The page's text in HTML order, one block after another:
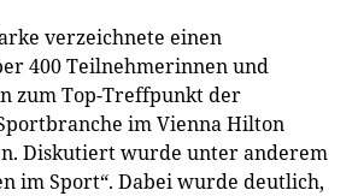
verzeichnete einen
400 Teilnehmerinnen und
zum Top-Treffpunkt der
im Vienna Hilton
Diskutiert wurde unter anderem
im Sport“. Dabei wurde deutlich,